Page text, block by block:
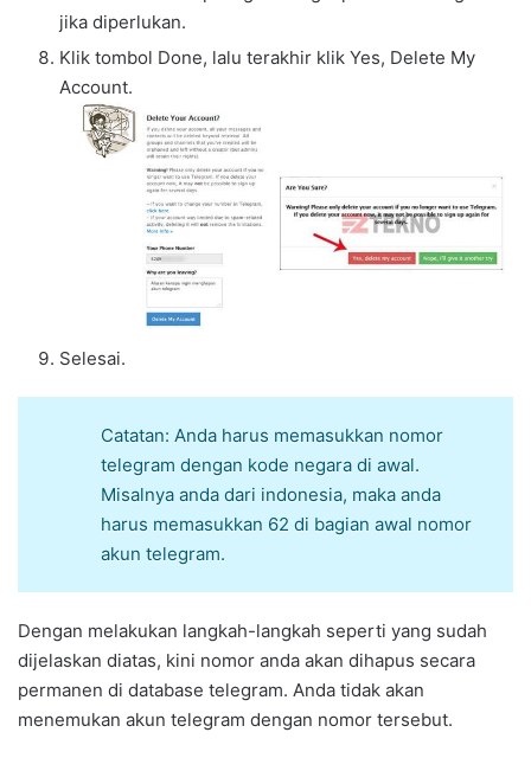
jika diperlukan.
Klik tombol Done, lalu terakhir klik Yes, Delete My
Account.
Selesai.
Catatan: Anda harus memasukkan nomor
telegram dengan kode negara di awal.
Misalnya anda dari indonesia, maka anda
harus memasukkan 62 di bagian awal nomor
akun telegram.
Dengan melakukan langkah-langkah seperti yang sudah
dijelaskan diatas, kini nomor anda akan dihapus secara
permanen di database telegram. Anda tidak akan
menemukan akun telegram dengan nomor tersebut.